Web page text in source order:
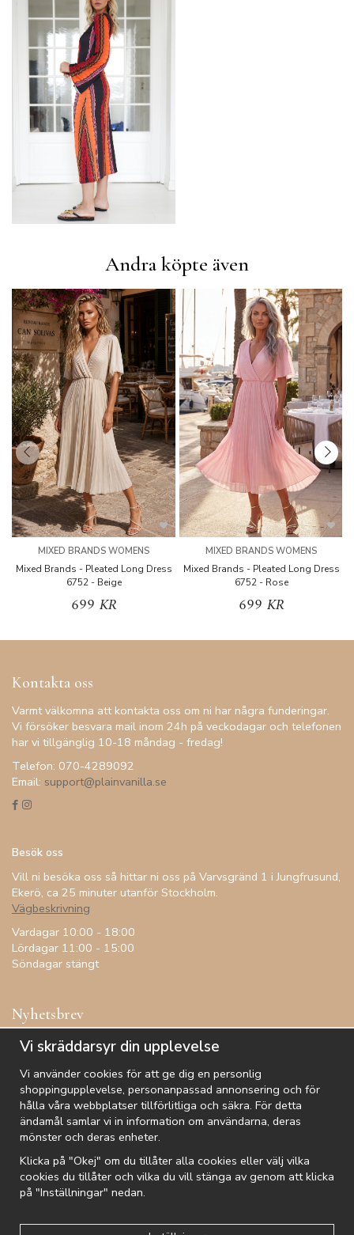
Andra köpte även
MIXED BRANDS WOMENS
Mixed Brands - Pleated Long Dress
6752 - Beige
699 KR
MIXED BRANDS WOMENS
Mixed Brands - Pleated Long Dress
6752 - Rose
699 KR
Kontakta oss
Varmt välkomna att kontakta oss om ni har några funderingar.
Vi försöker besvara mail inom 24h på veckodagar och telefonen
har vi tillgänglig 10-18 måndag - fredag!
Telefon: 070-4289092
Email: support@plainvanilla.se
Besök oss
Vill ni besöka oss så hittar ni oss på Varvsgränd 1 i Jungfrusund,
Ekerö, ca 25 minuter utanför Stockholm.
Vägbeskrivning
Vardagar 10:00 - 18:00
Lördagar 11:00 - 15:00
Söndagar stängt
Nyhetsbrev
Få inspiration, förtur till kampanjer, specialerbjudanden och
De uppgifter du matar in kommer endast användas till våra nyhetsbrev.
Logga in
Om cookies Integritetspolicy
Vi skräddarsyr din upplevelse
Vi använder cookies för att ge dig en personlig
shoppingupplevelse, personanpassad annonsering och för
hålla våra webbplatser tillförlitliga och säkra. För detta
ändamål samlar vi in information om användarna, deras
mönster och deras enheter.
Klicka på "Okej" om du tillåter alla cookies eller välj vilka
cookies du tillåter och vilka du vill stänga av genom att klicka
på "Inställningar" nedan.